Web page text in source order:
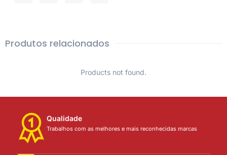
Produtos relacionados
Products not found.
Qualidade
Trabalhos com as melhores e mais reconhecidas marcas